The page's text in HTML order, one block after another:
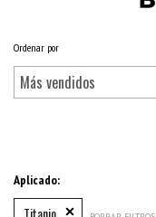
Inicio / ACCESORIOS APPLE
Ordenar por
Aplicado:
Titanio